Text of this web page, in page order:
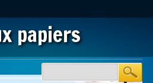
papiers